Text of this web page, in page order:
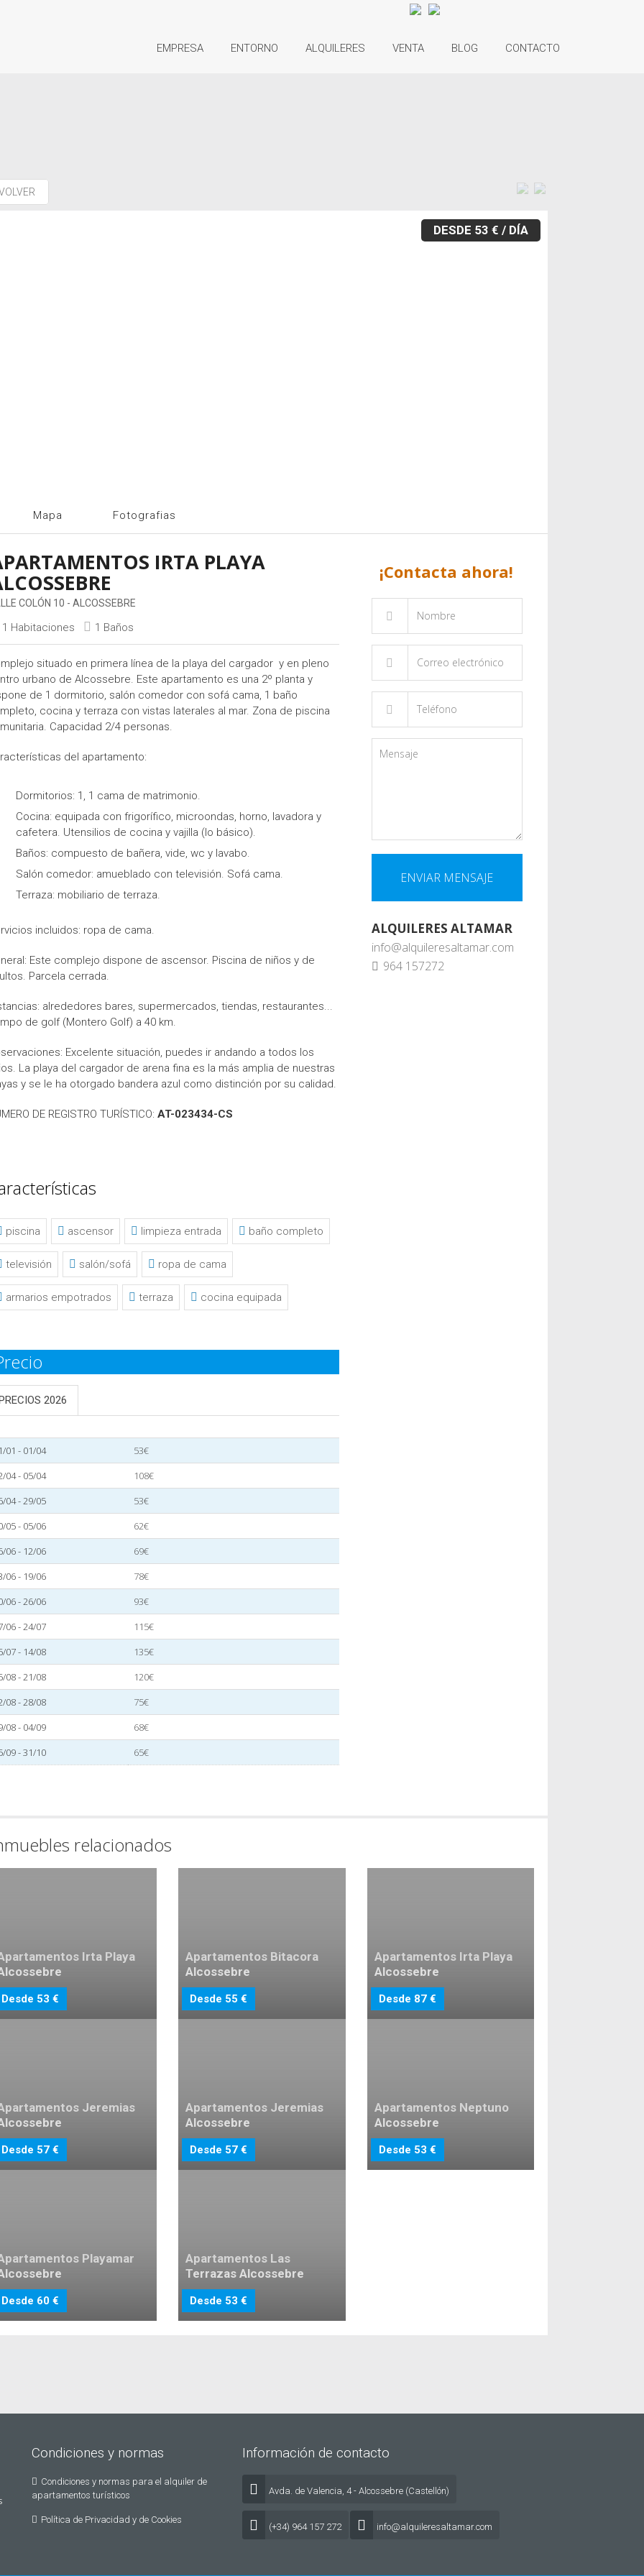
EMPRESA ENTORNO ALQUILERES VENTA BLOG CONTACTO
DESDE 53 € / DÍA
Mapa Fotografias
IRTA PLAYA
COLÓN 10 - ALCOSSEBRE
1 Habitaciones 1 Baños
situado en primera línea de la playa del cargador y en pleno
urbano de Alcossebre. Este apartamento es una 2º planta y
de 1 dormitorio, salón comedor con sofá cama, 1 baño
cocina y terraza con vistas laterales al mar. Zona de piscina
Capacidad 2/4 personas.
del apartamento:
Dormitorios: 1, 1 cama de matrimonio.
Cocina: equipada con frigorífico, microondas, horno, lavadora y
cafetera. Utensilios de cocina y vajilla (lo básico).
Baños: compuesto de bañera, vide, wc y lavabo.
Salón comedor: amueblado con televisión. Sofá cama.
Terraza: mobiliario de terraza.
incluidos: ropa de cama.
Este complejo dispone de ascensor. Piscina de niños y de
Parcela cerrada.
alrededores bares, supermercados, tiendas, restaurantes...
de golf (Montero Golf) a 40 km.
Excelente situación, puedes ir andando a todos los
La playa del cargador de arena fina es la más amplia de nuestras
y se le ha otorgado bandera azul como distinción por su calidad.
DE REGISTRO TURÍSTICO: AT-023434-CS
piscina ascensor limpieza entrada baño completo
televisión salón/sofá ropa de cama
armarios empotrados terraza cocina equipada
2026
01 - 01/04
53€
04 - 05/04
108€
04 - 29/05
53€
05 - 05/06
62€
06 - 12/06
69€
06 - 19/06
78€
06 - 26/06
93€
06 - 24/07
115€
07 - 14/08
135€
08 - 21/08
120€
08 - 28/08
75€
08 - 04/09
68€
09 - 31/10
65€
¡Contacta ahora!
ALQUILERES ALTAMAR
info@alquileresaltamar.com
964 157272
relacionados
Desde 53 €
Irta Playa
Desde 55 €
Apartamentos Bitacora
Alcossebre
Desde 87 €
Apartamentos Irta Playa
Alcossebre
Desde 57 €
Jeremias
Desde 57 €
Apartamentos Jeremias
Alcossebre
Desde 53 €
Apartamentos Neptuno
Alcossebre
Desde 60 €
Playamar
Desde 53 €
Apartamentos Las
Terrazas Alcossebre
Condiciones y normas
Condiciones y normas para el alquiler de
apartamentos turísticos
Política de Privacidad y de Cookies
Información de contacto
Avda. de Valencia, 4 - Alcossebre (Castellón)
(+34) 964 157 272 info@alquileresaltamar.com